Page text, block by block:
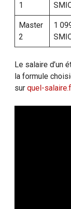
1
Master
2
1
Le salaire d’un
la formule
sur quel-